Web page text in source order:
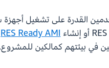
RES Ready AMI